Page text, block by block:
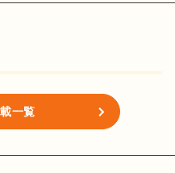
一覧